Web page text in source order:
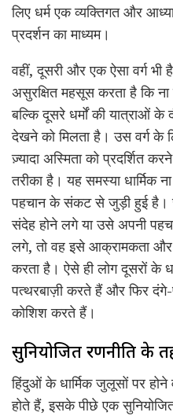
लिए धर्म एक व्यक्तिगत और
प्रदर्शन का माध्यम।
वहीं, दूसरी और एक ऐसा वर्ग
असुरक्षित महसूस करता है कि
बल्कि दूसरे धर्मों की यात्राओं के
देखने को मिलता है। उस वर्ग के
ज़्यादा अस्मिता को प्रदर्शित
तरीका है। यह समस्या धार्मिक
पहचान के संकट से जुड़ी हुई है।
संदेह होने लगे या उसे अपनी
लगे, तो वह इसे आक्रामकता और
करता है। ऐसे ही लोग दूसरों के
पत्थरबाज़ी करते हैं और फिर
कोशिश करते हैं।
सुनियोजित रणनीति के
हिंदुओं के धार्मिक जुलूसों पर
होते हैं, इसके पीछे एक